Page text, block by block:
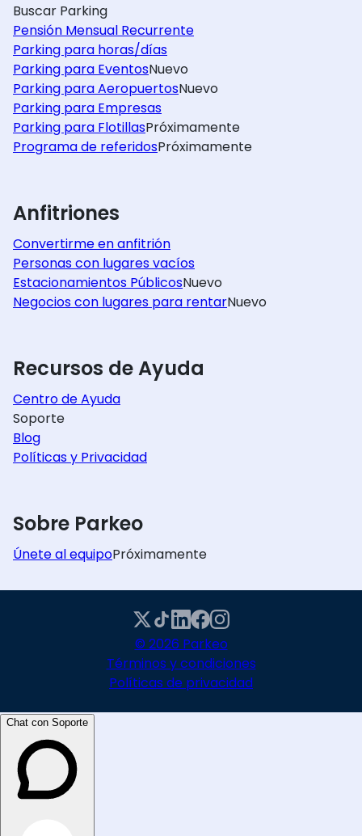
Buscar Parking
Pensión Mensual Recurrente
Parking para horas/días
Parking para EventosNuevo
Parking para AeropuertosNuevo
Parking para Empresas
Parking para FlotillasPróximamente
Programa de referidosPróximamente
Anfitriones
Convertirme en anfitrión
Personas con lugares vacíos
Estacionamientos PúblicosNuevo
Negocios con lugares para rentarNuevo
Recursos de Ayuda
Centro de Ayuda
Soporte
Blog
Políticas y Privacidad
Sobre Parkeo
Únete al equipoPróximamente
© 2026 Parkeo
Términos y condiciones
Políticas de privacidad
Chat con Soporte